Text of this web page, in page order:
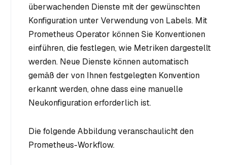
überwachenden Dienste mit der gewünschten
Konfiguration unter Verwendung von Labels. Mit
Prometheus Operator können Sie Konventionen
einführen, die festlegen, wie Metriken dargestellt
werden. Neue Dienste können automatisch
gemäß der von Ihnen festgelegten Konvention
erkannt werden, ohne dass eine manuelle
Neukonfiguration erforderlich ist.
Die folgende Abbildung veranschaulicht den
Prometheus-Workflow.